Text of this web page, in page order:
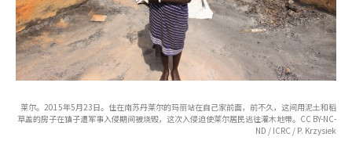
莱尔。2015年5月23日。住在南苏丹莱尔的玛丽站在自己家前面，前不久，这间用泥土和稻
草盖的房子在镇子遭军事入侵期间被烧毁，这次入侵迫使莱尔居民逃往灌木地带。CC BY-NC-
ND / ICRC / P. Krzysiek